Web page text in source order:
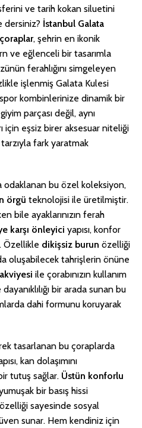
ve tarih kokan siluetini
dersiniz? İstanbul Galata
, şehrin en ikonik
ve eğlenceli bir tasarımla
ferahlığını simgeleyen
işlenmiş Galata Kulesi
kombinlerinize dinamik bir
parçası değil, aynı
için eşsiz birer aksesuar niteliği
fark yaratmak
odaklanan bu özel koleksiyon,
örgü teknolojisi ile üretilmiştir.
bile ayaklarınızın ferah
karşı önleyici yapısı, konfor
Özellikle dikişsiz burun özelliği
oluşabilecek tahrişlerin önüne
ile çorabınızın kullanım
bir arada sunan bu
dahi formunu koruyarak
tasarlanan bu çoraplarda
kan dolaşımını
tutuş sağlar. Üstün konforlu
bir basış hissi
özelliği sayesinde sosyal
sunar. Hem kendiniz için